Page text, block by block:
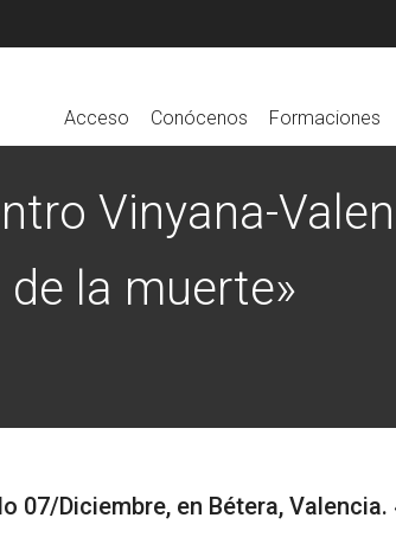
Acceso Conócenos Formaciones
Vinyana-
la muerte»
07/Diciembre, en Bétera,